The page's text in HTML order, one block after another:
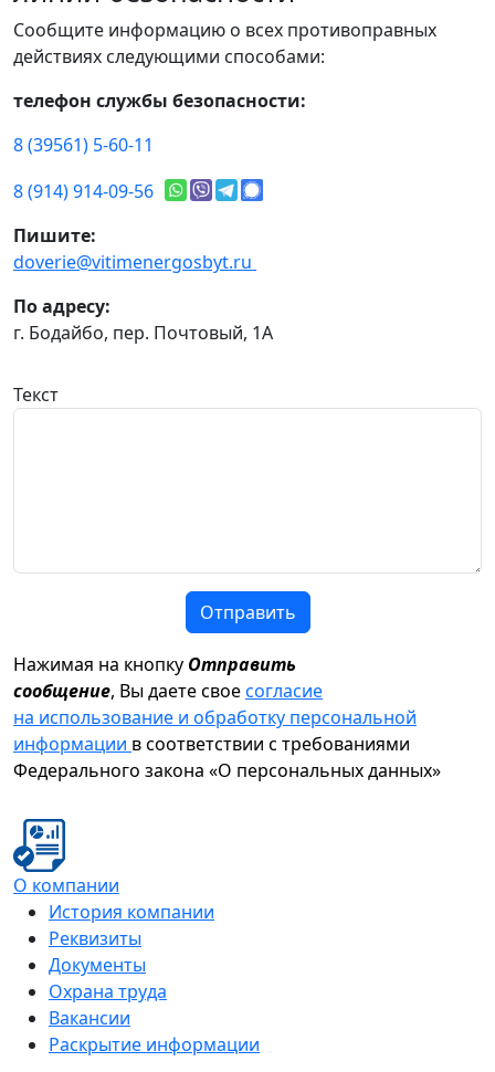
Сообщите информацию о всех противоправных
действиях следующими способами:
телефон службы безопасности:
8 (39561) 5-60-11
8 (914) 914-09-56
Пишите:
doverie@vitimenergosbyt.ru
По адресу:
г. Бодайбо, пер. Почтовый, 1А
Текст
Отправить
Нажимая на кнопку Отправить
сообщение, Вы даете своесогласие
на использование и обработку персональной
информации в соответствии с требованиями
Федерального закона «О персональных данных»
О компании
История компании
Реквизиты
Документы
Охрана труда
Вакансии
Раскрытие информации